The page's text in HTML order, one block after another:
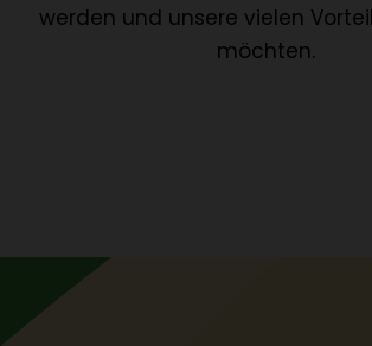
werden und unsere vielen
möchten.